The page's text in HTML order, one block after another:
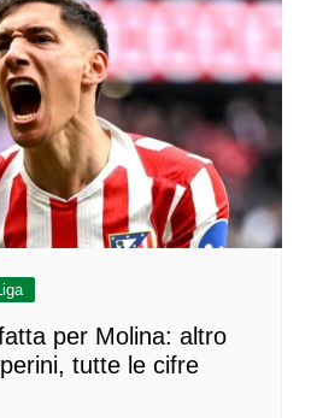
per Molina: altro
tutte le cifre